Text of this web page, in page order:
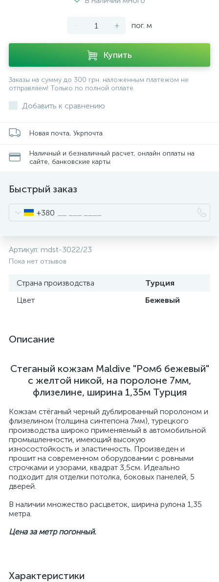
- + пог. м
Купить
Заказы на сумму до 300 грн. наложенным платежом не
отправляем! Только по полной оплате.
Добавить к сравнению
Новая почта, Укрпочта
Наличный и безналичный расчет, онлайн оплаты на
сайте, банковские карты
Быстрый заказ
+380
Артикул: mdst-3022/23
Пока нет отзывов
Страна производства
Турция
Цвет
Бежевый
Описание
Стеганый кожзам Maldive "Ромб бежевый"
с желтой никой, на поролоне 7мм,
флизелине, ширина 1,35м Турция
Кожзам стёганый черный дублированный поролоном и
флизелином (толщина синтепона 7мм), турецкого
производства широко применяемый в автомобильной
промышленности, имеющий высокую
износостойкость и эластичность. Произведен и
прошит на современном оборудовании с ровными
строчками и узорами, квадрат 3,5см. Идеально
подходит для отделки потолка, боковых панелей, 5
дверей.
В наличии множество расцветок, ширина рулона 1,35
метра.
Цена за метр погонный.
Характеристики